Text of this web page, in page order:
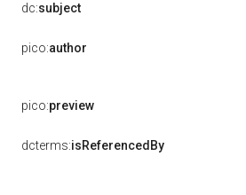
dc:subject
pico:author
pico:preview
dcterms:isReferencedBy